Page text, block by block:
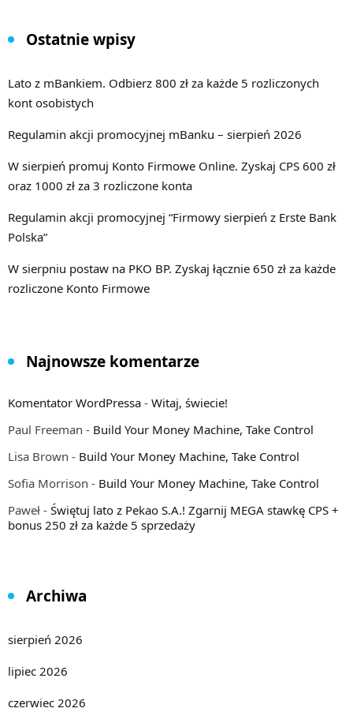
Ostatnie wpisy
Lato z mBankiem. Odbierz 800 zł za każde 5 rozliczonych
kont osobistych
Regulamin akcji promocyjnej mBanku – sierpień 2026
W sierpień promuj Konto Firmowe Online. Zyskaj CPS 600 zł
oraz 1000 zł za 3 rozliczone konta
Regulamin akcji promocyjnej “Firmowy sierpień z Erste Bank
Polska”
W sierpniu postaw na PKO BP. Zyskaj łącznie 650 zł za każde
rozliczone Konto Firmowe
Najnowsze komentarze
Komentator WordPressa - Witaj, świecie!
Paul Freeman - Build Your Money Machine, Take Control
Lisa Brown - Build Your Money Machine, Take Control
Sofia Morrison - Build Your Money Machine, Take Control
Paweł - Świętuj lato z Pekao S.A.! Zgarnij MEGA stawkę CPS +
bonus 250 zł za każde 5 sprzedaży
Archiwa
sierpień 2026
lipiec 2026
czerwiec 2026